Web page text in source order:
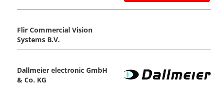
Flir Commercial Vision
Systems B.V.
Dallmeier electronic GmbH
& Co. KG